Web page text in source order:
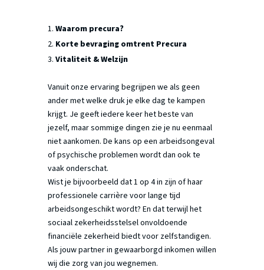
Waarom precura?
Korte bevraging omtrent Precura
Vitaliteit & Welzijn
Vanuit onze ervaring begrijpen we als geen
ander met welke druk je elke dag te kampen
krijgt. Je geeft iedere keer het beste van
jezelf, maar sommige dingen zie je nu eenmaal
niet aankomen. De kans op een arbeidsongeval
of psychische problemen wordt dan ook te
vaak onderschat.
Wist je bijvoorbeeld dat 1 op 4 in zijn of haar
professionele carrière voor lange tijd
arbeidsongeschikt wordt? En dat terwijl het
sociaal zekerheidsstelsel onvoldoende
financiële zekerheid biedt voor zelfstandigen.
Als jouw partner in gewaarborgd inkomen willen
wij die zorg van jou wegnemen.